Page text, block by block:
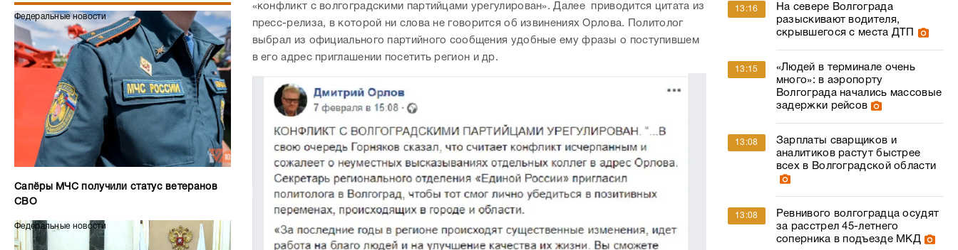
Федеральные новости
Сапёры МЧС получили статус ветеранов
СВО
Федеральные новости
«конфликт с волгоградскими партийцами урегулирован». Далее приводится цитата из
пресс-релиза, в которой ни слова не говорится об извинениях Орлова. Политолог
выбрал из официального партийного сообщения удобные ему фразы о поступившем
в его адрес приглашении посетить регион и др.
13:16
На севере Волгограда
разыскивают водителя,
скрывшегося с места ДТП
13:15
«Людей в терминале очень
много»: в аэропорту
Волгограда начались массовые
задержки рейсов
13:08
Зарплаты сварщиков и
аналитиков растут быстрее
всех в Волгоградской области
13:08
Ревнивого волгоградца осудят
за расстрел 45-летнего
соперника в подъезде МКД